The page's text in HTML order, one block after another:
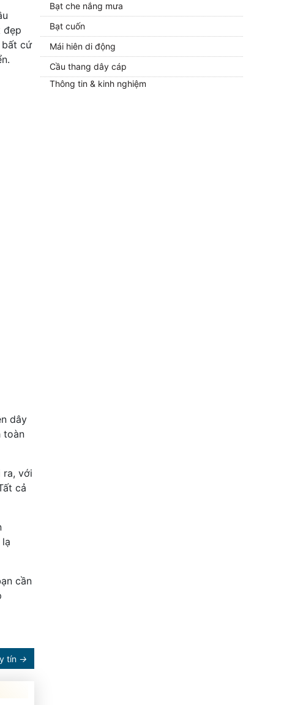
đẹp
bất cứ
dây
toàn
ra, với
cả
cần
tín →
Bạt che nắng mưa
Bạt cuốn
Mái hiên di động
Cầu thang dây cáp
Thông tin & kinh nghiệm